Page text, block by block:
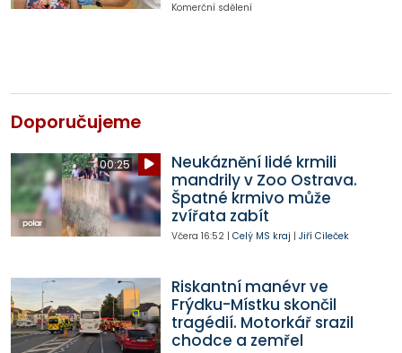
Komerční sdělení
Doporučujeme
00:25
Neukáznění lidé krmili
mandrily v Zoo Ostrava.
Špatné krmivo může
zvířata zabít
Včera 16:52| Celý MS kraj | Jiří Cileček
Riskantní manévr ve
Frýdku-Místku skončil
tragédií. Motorkář srazil
chodce a zemřel